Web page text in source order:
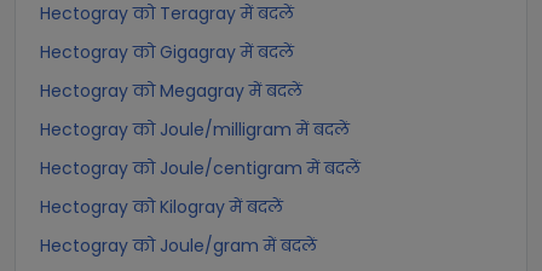
Hectogray को Teragray में बदलें
Hectogray को Gigagray में बदलें
Hectogray को Megagray में बदलें
Hectogray को Joule/milligram में बदलें
Hectogray को Joule/centigram में बदलें
Hectogray को Kilogray में बदलें
Hectogray को Joule/gram में बदलें